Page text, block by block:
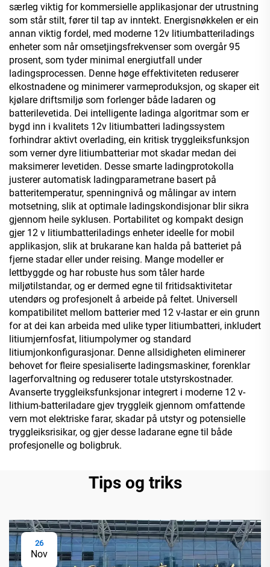
særleg viktig for kommersielle applikasjonar der utrustning
som står stilt, fører til tap av inntekt. Energisnøkkelen er ein
annan viktig fordel, med moderne 12v litiumbatteriladings
enheter som når omsetjingsfrekvenser som overgår 95
prosent, som tyder minimal energiutfall under
ladingsprocessen. Denne høge effektiviteten reduserer
elkostnadene og minimerer varmeproduksjon, og skaper eit
kjølare driftsmiljø som forlenger både ladaren og
batterilevetida. Dei intelligente ladinga algoritmar som er
bygd inn i kvalitets 12v litiumbatteri ladingssystem
forhindrar aktivt overlading, ein kritisk tryggleiksfunksjon
som verner dyre litiumbatteriar mot skadar medan dei
maksimerer levetiden. Desse smarte ladingprotokolla
justerer automatisk ladingparametrane basert på
batteritemperatur, spenningnivå og målingar av intern
motsetning, slik at optimale ladingskondisjonar blir sikra
gjennom heile syklusen. Portabilitet og kompakt design
gjer 12 v litiumbatteriladings enheter ideelle for mobil
applikasjon, slik at brukarane kan halda på batteriet på
fjerne stadar eller under reising. Mange modeller er
lettbyggde og har robuste hus som tåler harde
miljøtilstandar, og er dermed egne til fritidsaktivitetar
utendørs og profesjonelt å arbeide på feltet. Universell
kompatibilitet mellom batterier med 12 v-lastar er ein grunn
for at dei kan arbeida med ulike typer litiumbatteri, inkludert
litiumjernfosfat, litiumpolymer og standard
litiumjonkonfigurasjonar. Denne allsidigheten eliminerer
behovet for fleire spesialiserte ladingsmaskiner, forenklar
lagerforvaltning og reduserer totale utstyrskostnader.
Avanserte tryggleiksfunksjonar integrert i moderne 12 v-
lithium-batteriladare gjev tryggleik gjennom omfattende
vern mot elektriske farar, skadar på utstyr og potensielle
tryggleiksrisikar, og gjer desse ladarane egne til både
profesjonelle og boligbruk.
Tips og triks
26
Nov